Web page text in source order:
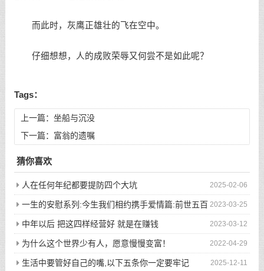
而此时，灰鹰正雄壮的飞在空中。
仔细想想，人的成败荣辱又何尝不是如此呢？
Tags：
上一篇： 坐船与沉没
下一篇： 富翁的遗嘱
猜你喜欢
2025-02-06
人在任何年纪都要提防四个大坑
2023-03-25
一生的安慰系列:今生我们相约携手爱情篇:前世五百
次的回眸才换来今生的相遇
2023-03-12
中年以后 把这四样经营好 就是在赚钱
2022-04-29
为什么这个世界少有人，愿意慢慢变富！
2025-12-11
生活中要管好自己的嘴,以下五条你一定要牢记